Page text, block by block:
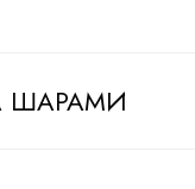
ШАРАМИ